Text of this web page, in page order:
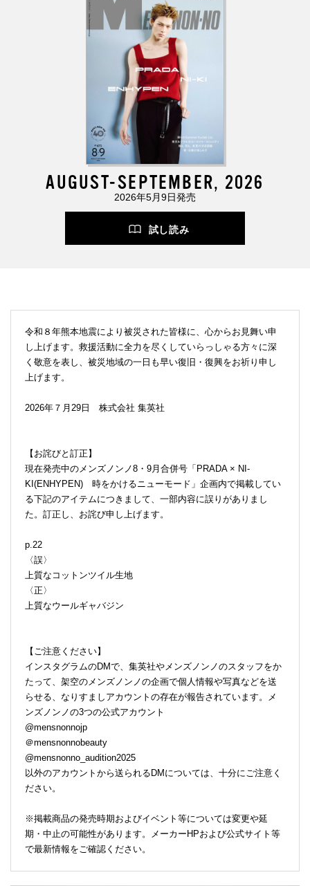
AUGUST-SEPTEMBER, 2026
2026年5月9日発売
試し読み
令和８年熊本地震により被災された皆様に、心からお見舞い申
し上げます。救援活動に全力を尽くしていらっしゃる方々に深
く敬意を表し、被災地域の一日も早い復旧・復興をお祈り申し
上げます。
2026年７月29日 株式会社 集英社
【お詫びと訂正】
現在発売中のメンズノンノ8・9月合併号「PRADA × NI-
KI(ENHYPEN) 時をかけるニューモード」企画内で掲載してい
る下記のアイテムにつきまして、一部内容に誤りがありまし
た。訂正し、お詫び申し上げます。
p.22
〈誤〉
上質なコットンツイル生地
〈正〉
上質なウールギャバジン
【ご注意ください】
インスタグラムのDMで、集英社やメンズノンノのスタッフをか
たって、架空のメンズノンノの企画で個人情報や写真などを送
らせる、なりすましアカウントの存在が報告されています。メ
ンズノンノの3つの公式アカウント
@mensnonnojp
＠mensnonnobeauty
@mensnonno_audition2025
以外のアカウントから送られるDMについては、十分にご注意く
ださい。
※掲載商品の発売時期およびイベント等については変更や延
期・中止の可能性があります。メーカーHPおよび公式サイト等
で最新情報をご確認ください。